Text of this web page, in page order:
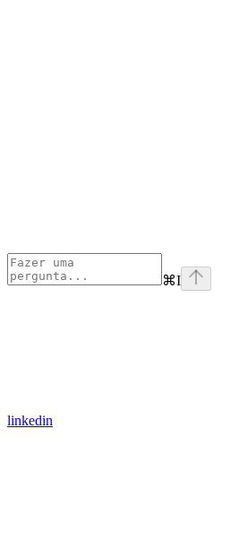
⌘I
linkedin